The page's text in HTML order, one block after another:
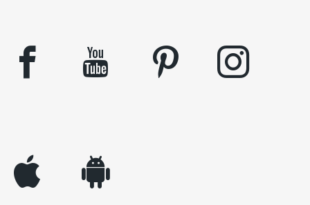
facebook youtube pinterest instagram
appleinc android